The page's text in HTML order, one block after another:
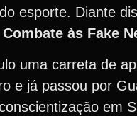
esporte. Diante
às Fake
uma carreta de
e já passou por
em